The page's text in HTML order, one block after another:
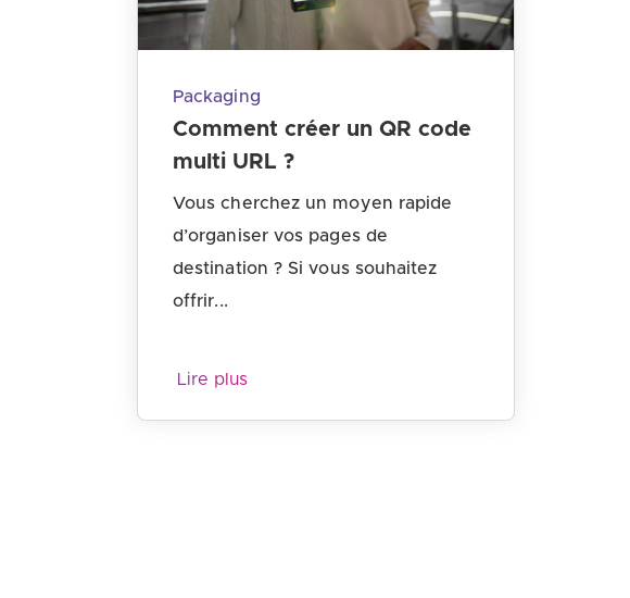
Packaging
Comment créer un QR code
multi URL ?
Vous cherchez un moyen rapide
d’organiser vos pages de
destination ? Si vous souhaitez
offrir...
Lire plus